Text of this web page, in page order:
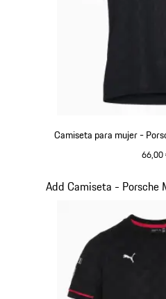
Camiseta para mujer -
66,00
Add Camiseta -
Diapositiva 8 de 20